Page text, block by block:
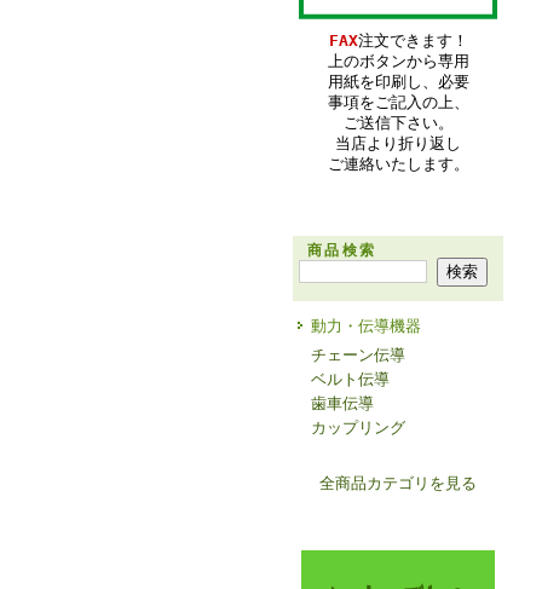
FAX注文できます！
上のボタンから専用
用紙を印刷し、必要
事項をご記入の上、
ご送信下さい。
当店より折り返し
ご連絡いたします。
商品検索
動力・伝導機器
チェーン伝導
ベルト伝導
歯車伝導
カップリング
全商品カテゴリを見る